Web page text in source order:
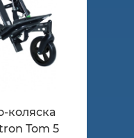
коляска
Tom 5